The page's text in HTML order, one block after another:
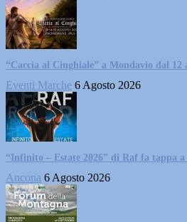
“Caccia al Cinghiale” a Mondavio dal 12
Eventi Marche 6 Agosto 2026
“Infinito – Estate 2026” di Raf fa tappa a
Ancona 6 Agosto 2026